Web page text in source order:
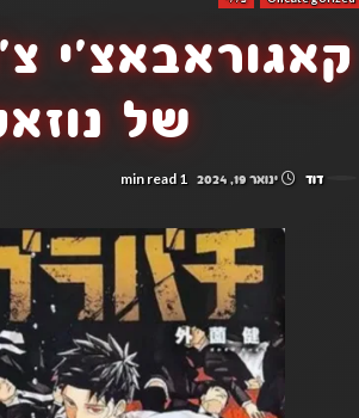
של
דוד ינואר 19, 2024 1 min read